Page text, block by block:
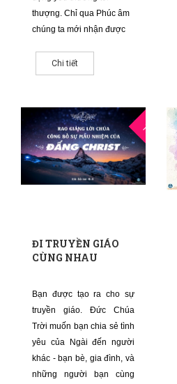
thượng. Chỉ qua Phúc âm
chúng ta mới nhận được
Chúng ta đã được ban cho
khả năng biết tình yêu đích
đích thực, sống trong tình
yêu đích thực, và ban cho
tình yêu đích thực trong
Đấng Christ.
Chi tiết
16
THG9
ĐI TRUYỀN GIÁO
CÙNG NHAU
Bạn được tạo ra cho sự
truyền giáo. Đức Chúa
Trời muốn bạn chia sẻ tình
yêu của Ngài đến người
khác - bạn bè, gia đình, và
những người bạn cùng